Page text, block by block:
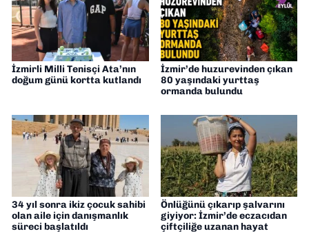
İzmirli Milli Tenisçi Ata’nın
doğum günü kortta kutlandı
İzmir’de huzurevinden çıkan
80 yaşındaki yurttaş
ormanda bulundu
34 yıl sonra ikiz çocuk sahibi
olan aile için danışmanlık
süreci başlatıldı
Önlüğünü çıkarıp şalvarını
giyiyor: İzmir’de eczacıdan
çiftçiliğe uzanan hayat